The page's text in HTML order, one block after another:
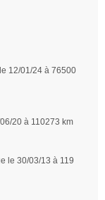
12/01/24 à 76500
20 à 110273 km
le 30/03/13 à 119